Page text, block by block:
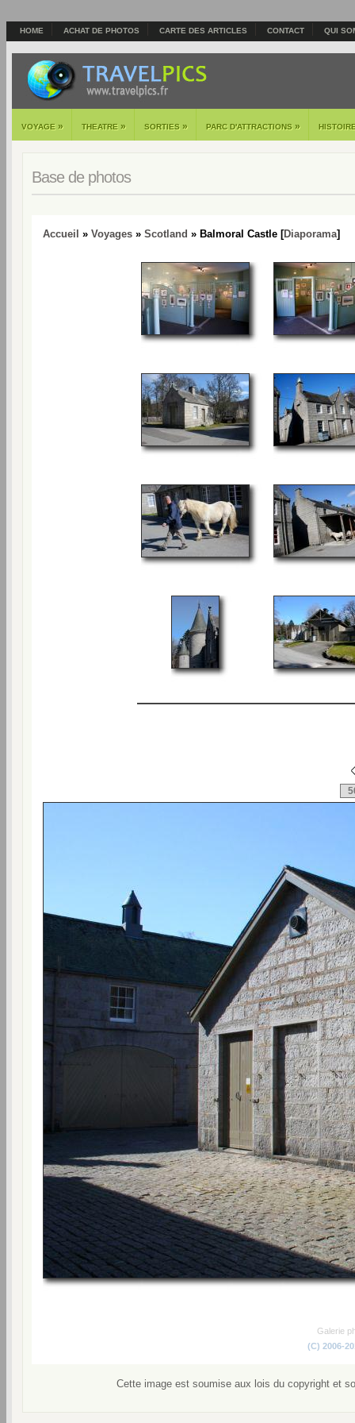
HOME ACHAT DE PHOTOS CARTE DES ARTICLES CONTACT QUI
VOYAGE » THEATRE » SORTIES » PARC D'ATTRACTIONS »
Base de photos
Accueil » Voyages » Scotland » Balmoral Castle [Diaporama]
Galerie
(C) 2006-
Cette image est soumise aux lois du copyright et